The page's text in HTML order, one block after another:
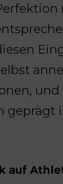
geprägt
auf